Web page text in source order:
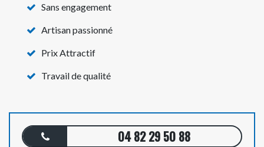
Sans engagement
Artisan passionné
Prix Attractif
Travail de qualité
04 82 29 50 88